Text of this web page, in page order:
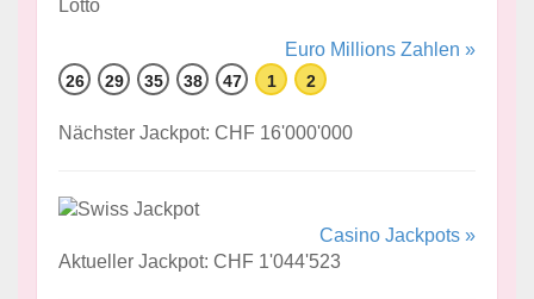
Euro Millions Zahlen »
26 29 35 38 47 1 2
Nächster Jackpot: CHF 16'000'000
Casino Jackpots »
Aktueller Jackpot: CHF 1'044'523